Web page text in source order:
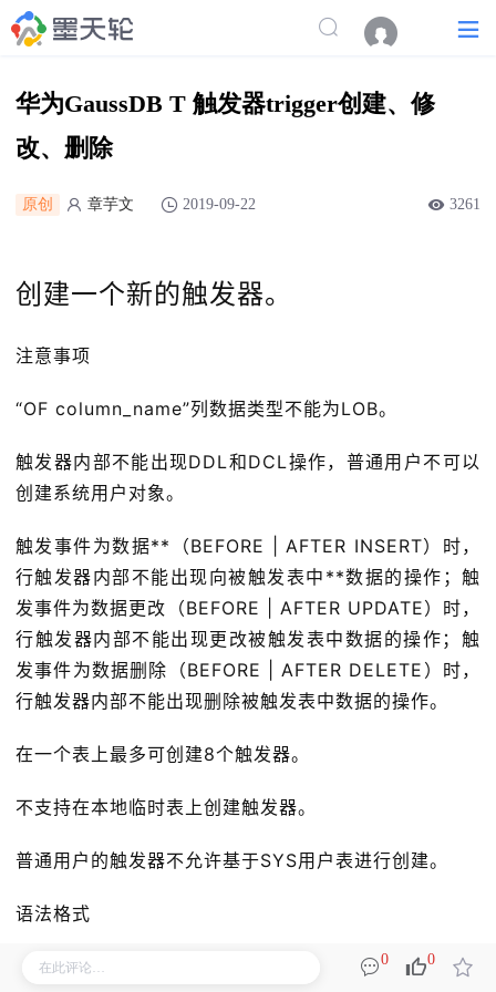
华为GaussDB T 触发器trigger创建、修
改、删除
原创 章芋文 2019-09-22 3261
创建一个新的触发器。
注意事项
“OF column_name”列数据类型不能为LOB。
触发器内部不能出现DDL和DCL操作，普通用户不可以
创建系统用户对象。
触发事件为数据**（BEFORE | AFTER INSERT）时，
行触发器内部不能出现向被触发表中**数据的操作；触
发事件为数据更改（BEFORE | AFTER UPDATE）时，
行触发器内部不能出现更改被触发表中数据的操作；触
发事件为数据删除（BEFORE | AFTER DELETE）时，
行触发器内部不能出现删除被触发表中数据的操作。
在一个表上最多可创建8个触发器。
不支持在本地临时表上创建触发器。
普通用户的触发器不允许基于SYS用户表进行创建。
语法格式
CREATE [ OR REPLACE ] TRIGGER [ schema_nam
0 0